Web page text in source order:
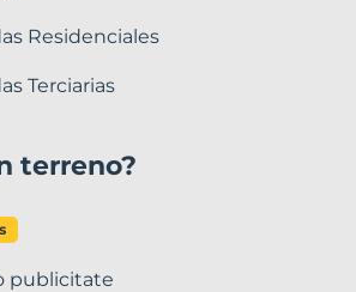
Residenciales
Terciarias
terreno?
publicitate